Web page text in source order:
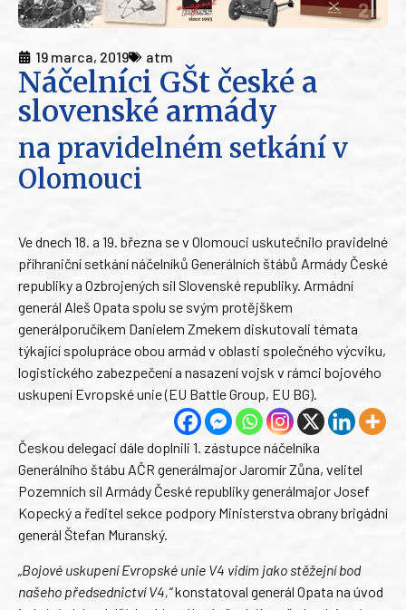
19 marca, 2019 atm
Náčelníci GŠt české a
slovenské armády
na pravidelném setkání v
Olomouci
Ve dnech 18. a 19. března se v Olomouci uskutečnilo pravidelné
příhraniční setkání náčelníků Generálních štábů Armády České
republiky a Ozbrojených sil Slovenské republiky. Armádní
generál Aleš Opata spolu se svým protějškem
generálporučíkem Danielem Zmekem diskutovali témata
týkající spolupráce obou armád v oblasti společného výcviku,
logistického zabezpečení a nasazení vojsk v rámci bojového
uskupení Evropské unie (EU Battle Group, EU BG).
Českou delegaci dále doplnili 1. zástupce náčelníka
Generálního štábu AČR generálmajor Jaromír Zůna, velitel
Pozemních sil Armády České republiky generálmajor Josef
Kopecký a ředitel sekce podpory Ministerstva obrany brigádní
generál Štefan Muranský.
„Bojové uskupení Evropské unie V4 vidím jako stěžejní bod
našeho předsednictví V4,“konstatoval generál Opata na úvod